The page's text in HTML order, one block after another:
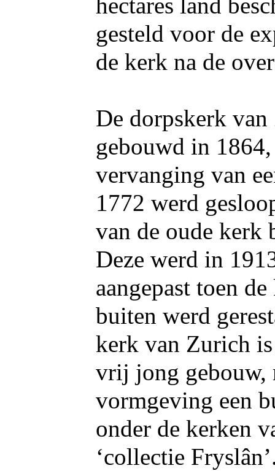
hectares land
gesteld voor de
de kerk na de
De dorpskerk
gebouwd in
vervanging van
1772 werd
van de oude kerk
Deze werd in
aangepast toen
buiten werd
kerk van Zurich
vrij jong gebouw,
vormgeving een
onder de kerken
‘collectie